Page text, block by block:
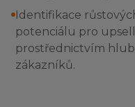
Identifikace
potenciálu pro
prostřednictvím
zákazníků.